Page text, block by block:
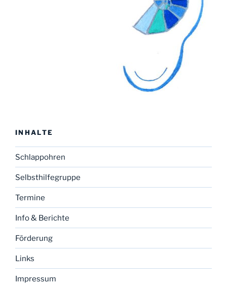
INHALTE
Schlappohren
Selbsthilfegruppe
Termine
Info & Berichte
Förderung
Links
Impressum